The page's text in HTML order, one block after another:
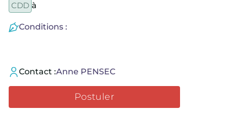
CDD à
Conditions :
Contact :Anne PENSEC
Postuler